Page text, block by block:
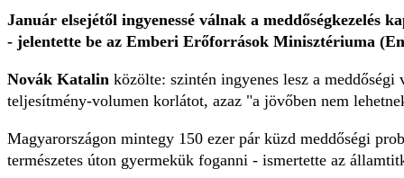
Január elsejétől ingyenessé válnak a meddőségkezelés
- jelentette be az Emberi Erőforrások Minisztériuma
Novák Katalin közölte: szintén ingyenes lesz a
teljesítmény-volumen korlátot, azaz "a jövőben nem
Magyarországon mintegy 150 ezer pár küzd meddőségi
természetes úton gyermekük foganni - ismertette az